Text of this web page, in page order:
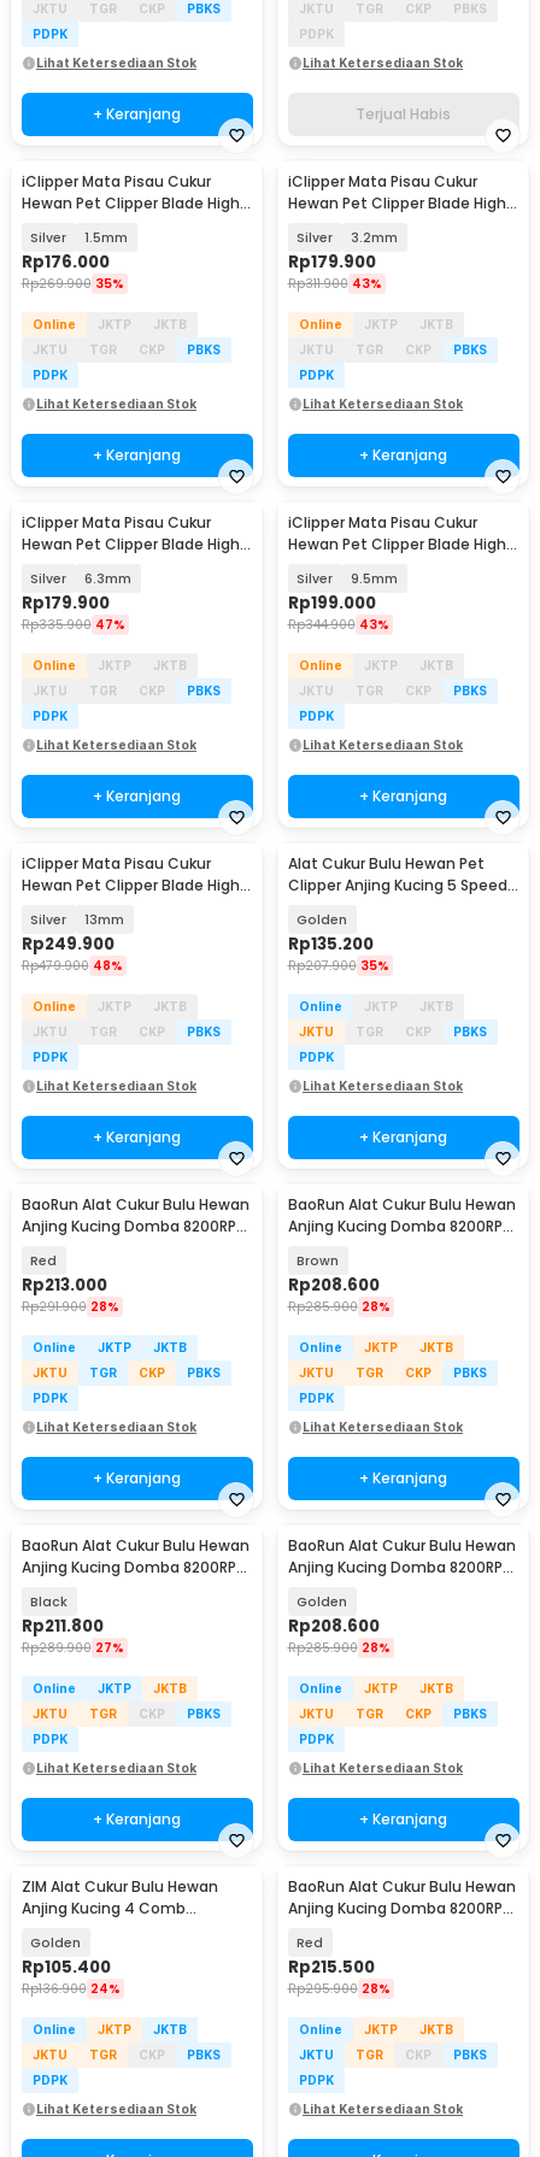
JKTU
TGR CKP
PBKS
PDPK
Lihat Ketersediaan Stok
+ Keranjang
JKTU
TGR CKP
PBKS
PDPK
Lihat Ketersediaan Stok
Terjual Habis
iClipper Mata Pisau Cukur
Hewan Pet Clipper Blade High
Silver 1.5mm
Rp176.000
Rp269.900 35%
Online JKTP
JKTB
JKTU
TGR CKP
PBKS
PDPK
Lihat Ketersediaan Stok
+ Keranjang
iClipper Mata Pisau Cukur
Hewan Pet Clipper Blade High
Silver 3.2mm
Rp179.900
Rp311.900 43%
Online JKTP
JKTB
JKTU
TGR CKP
PBKS
PDPK
Lihat Ketersediaan Stok
+ Keranjang
iClipper Mata Pisau Cukur
Hewan Pet Clipper Blade High
Silver 6.3mm
Rp179.900
Rp335.900 47%
Online JKTP
JKTB
JKTU
TGR CKP
PBKS
PDPK
Lihat Ketersediaan Stok
+ Keranjang
iClipper Mata Pisau Cukur
Hewan Pet Clipper Blade High
Silver 9.5mm
Rp199.000
Rp344.900 43%
Online JKTP
JKTB
JKTU
TGR CKP
PBKS
PDPK
Lihat Ketersediaan Stok
+ Keranjang
iClipper Mata Pisau Cukur
Hewan Pet Clipper Blade High
Silver 13mm
Rp249.900
Rp479.900 48%
Online JKTP
JKTB
JKTU
TGR CKP
PBKS
PDPK
Lihat Ketersediaan Stok
+ Keranjang
Alat Cukur Bulu Hewan Pet
Clipper Anjing Kucing 5 Speed
Golden
Rp135.200
Rp207.900 35%
Online JKTP
JKTB
JKTU
TGR CKP
PBKS
PDPK
Lihat Ketersediaan Stok
+ Keranjang
BaoRun Alat Cukur Bulu Hewan
Anjing Kucing Domba 8200RPM
Red
Rp213.000
Rp291.900 28%
Online JKTP
JKTB
JKTU
TGR CKP
PBKS
PDPK
Lihat Ketersediaan Stok
+ Keranjang
BaoRun Alat Cukur Bulu Hewan
Anjing Kucing Domba 8200RPM
Brown
Rp208.600
Rp285.900 28%
Online JKTP
JKTB
JKTU
TGR CKP
PBKS
PDPK
Lihat Ketersediaan Stok
+ Keranjang
BaoRun Alat Cukur Bulu Hewan
Anjing Kucing Domba 8200RPM
Black
Rp211.800
Rp289.900 27%
Online JKTP
JKTB
JKTU
TGR CKP
PBKS
PDPK
Lihat Ketersediaan Stok
+ Keranjang
BaoRun Alat Cukur Bulu Hewan
Anjing Kucing Domba 8200RPM
Golden
Rp208.600
Rp285.900 28%
Online JKTP
JKTB
JKTU
TGR CKP
PBKS
PDPK
Lihat Ketersediaan Stok
+ Keranjang
ZIM Alat Cukur Bulu Hewan
Anjing Kucing 4 Comb
Golden
Rp105.400
Rp136.900 24%
Online JKTP
JKTB
JKTU
TGR CKP
PBKS
PDPK
Lihat Ketersediaan Stok
BaoRun Alat Cukur Bulu Hewan
Anjing Kucing Domba 8200RPM
Red
Rp215.500
Rp295.900 28%
Online JKTP
JKTB
JKTU
TGR CKP
PBKS
PDPK
Lihat Ketersediaan Stok